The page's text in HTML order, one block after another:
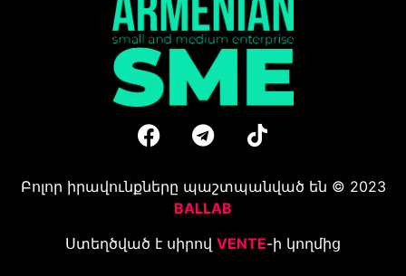
Բոլոր իրավունքները պաշտպանված են © 2023
BALLAB
Ստեղծված է սիրով VENTE-ի կողմից